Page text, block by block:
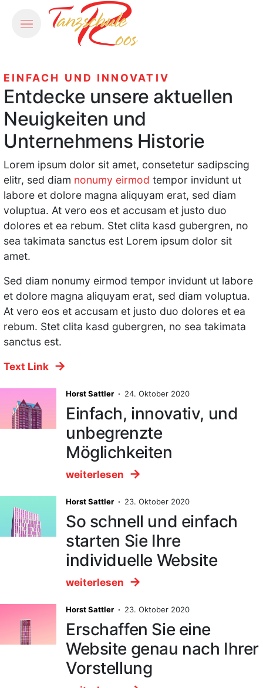
EINFACH UND INNOVATIV
Entdecke unsere aktuellen
Neuigkeiten und
Unternehmens Historie
Lorem ipsum dolor sit amet, consetetur sadipscing
elitr, sed diam nonumy eirmod tempor invidunt ut
labore et dolore magna aliquyam erat, sed diam
voluptua. At vero eos et accusam et justo duo
dolores et ea rebum. Stet clita kasd gubergren, no
sea takimata sanctus est Lorem ipsum dolor sit
amet.
Sed diam nonumy eirmod tempor invidunt ut labore
et dolore magna aliquyam erat, sed diam voluptua.
At vero eos et accusam et justo duo dolores et ea
rebum. Stet clita kasd gubergren, no sea takimata
sanctus est.
Text Link
Horst Sattler · 24. Oktober 2020
Einfach, innovativ, und
unbegrenzte
Möglichkeiten
weiterlesen
Horst Sattler · 23. Oktober 2020
So schnell und einfach
starten Sie Ihre
individuelle Website
weiterlesen
Horst Sattler · 23. Oktober 2020
Erschaffen Sie eine
Website genau nach Ihrer
Vorstellung